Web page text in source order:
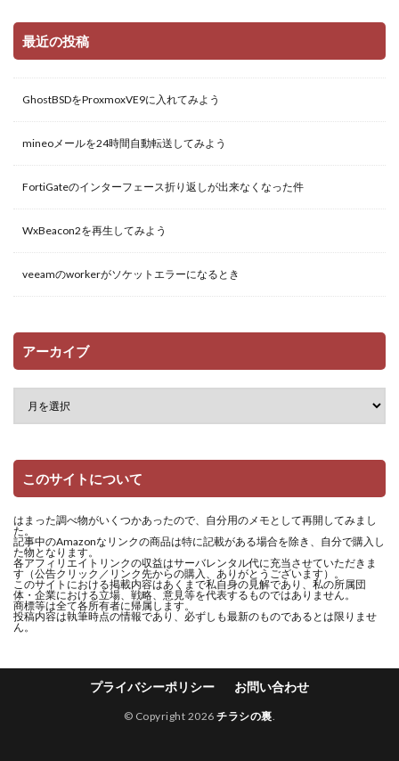
最近の投稿
GhostBSDをProxmoxVE9に入れてみよう
mineoメールを24時間自動転送してみよう
FortiGateのインターフェース折り返しが出来なくなった件
WxBeacon2を再生してみよう
veeamのworkerがソケットエラーになるとき
アーカイブ
このサイトについて
はまった調べ物がいくつかあったので、自分用のメモとして再開してみまし
た。
記事中のAmazonなリンクの商品は特に記載がある場合を除き、自分で購入し
た物となります。
各アフィリエイトリンクの収益はサーバレンタル代に充当させていただきま
す（公告クリック／リンク先からの購入、ありがとうございます）。
このサイトにおける掲載内容はあくまで私自身の見解であり、私の所属団
体・企業における立場、戦略、意見等を代表するものではありません。
商標等は全て各所有者に帰属します。
投稿内容は執筆時点の情報であり、必ずしも最新のものであるとは限りませ
ん。
プライバシーポリシー お問い合わせ
© Copyright 2026チラシの裏